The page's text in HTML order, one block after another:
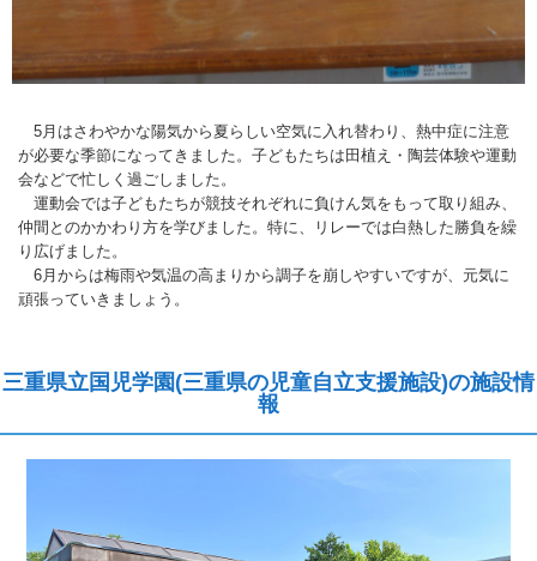
5月はさわやかな陽気から夏らしい空気に入れ替わり、熱中症に注意
が必要な季節になってきました。子どもたちは田植え・陶芸体験や運動
会などで忙しく過ごしました。
運動会では子どもたちが競技それぞれに負けん気をもって取り組み、
仲間とのかかわり方を学びました。特に、リレーでは白熱した勝負を繰
り広げました。
6月からは梅雨や気温の高まりから調子を崩しやすいですが、元気に
頑張っていきましょう。
三重県立国児学園(三重県の児童自立支援施設)の施設情
報